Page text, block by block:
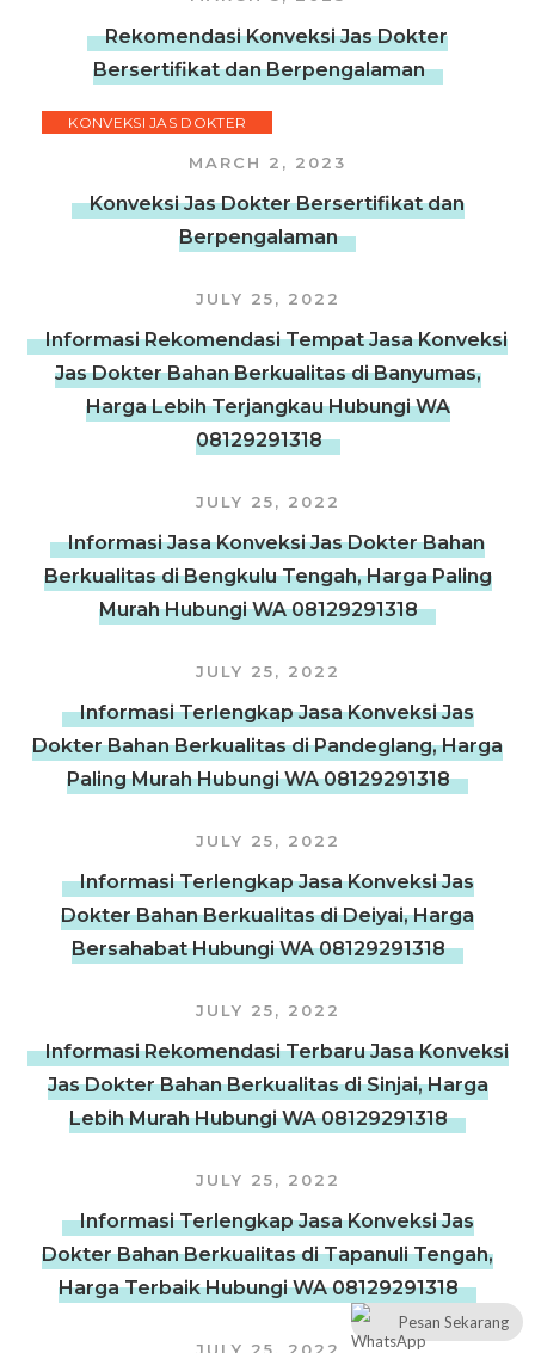
Rekomendasi Konveksi Jas Dokter
Bersertifikat dan Berpengalaman
KONVEKSI JAS DOKTER
MARCH 2, 2023
Konveksi Jas Dokter Bersertifikat dan
Berpengalaman
JULY 25, 2022
Informasi Rekomendasi Tempat Jasa Konveksi
Jas Dokter Bahan Berkualitas di Banyumas,
Harga Lebih Terjangkau Hubungi WA
08129291318
JULY 25, 2022
Informasi Jasa Konveksi Jas Dokter Bahan
Berkualitas di Bengkulu Tengah, Harga Paling
Murah Hubungi WA 08129291318
JULY 25, 2022
Informasi Terlengkap Jasa Konveksi Jas
Dokter Bahan Berkualitas di Pandeglang, Harga
Paling Murah Hubungi WA 08129291318
JULY 25, 2022
Informasi Terlengkap Jasa Konveksi Jas
Dokter Bahan Berkualitas di Deiyai, Harga
Bersahabat Hubungi WA 08129291318
JULY 25, 2022
Informasi Rekomendasi Terbaru Jasa Konveksi
Jas Dokter Bahan Berkualitas di Sinjai, Harga
Lebih Murah Hubungi WA 08129291318
JULY 25, 2022
Informasi Terlengkap Jasa Konveksi Jas
Dokter Bahan Berkualitas di Tapanuli Tengah,
Harga Terbaik Hubungi WA 08129291318
Pesan Sekarang